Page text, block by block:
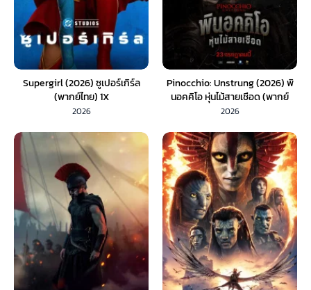
Supergirl (2026) ซูเปอร์เกิร์ล
(พากย์ไทย) 1X
2026
Pinocchio: Unstrung (2026) พิ
นอคคิโอ หุ่นไม้สายเชือด (พากย์
ไทย) 1X
2026